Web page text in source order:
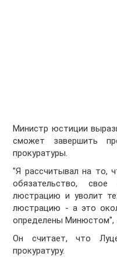
Министр юстиции
сможет завершить
прокуратуры.
"Я рассчитывал на то,
обязательство,
люстрацию и уволит
люстрацию - а это
определены Минюстом",
Он считает, что
прокуратуру.